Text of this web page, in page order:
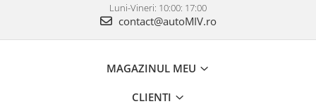
Luni-Vineri: 10:00: 17:00
contact@autoMIV.ro
MAGAZINUL MEU
CLIENTI